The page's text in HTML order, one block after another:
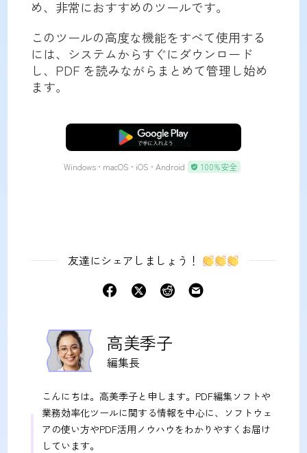
め、非常におすすめのツールです。
このツールの高度な機能をすべて使用する
には、システムからすぐにダウンロード
し、PDF を読みながらまとめて管理し始め
ます。
無料ダウンロード
Windows • macOS • iOS • Android 100%安全
友達にシェアしましょう！
高美季子
編集長
こんにちは。高美季子と申します。PDF編集ソフトや
業務効率化ツールに関する情報を中心に、ソフトウェ
アの使い方やPDF活用ノウハウをわかりやすくお届け
しています。